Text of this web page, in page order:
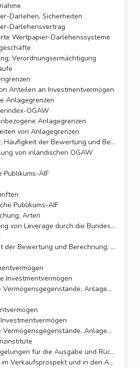
Darlehen, Sicherheiten
Darlehensvertrag
Wertpapier-Darlehenssysteme
Verordnungsermächtigung
Anteilen an Investmentvermögen
Anlagegrenzen
OGAW
Anlagegrenzen
von Anlagegrenzen
Bewerter; Häufigkeit der Bewertung und Berechnung
von inländischen OGAW
Publikums-AIF
Publikums-AIF
Arten
Begrenzung von Leverage durch die Bundesanstalt
Häufigkeit der Bewertung und Berechnung; Offenlegung
Investmentvermögen
Zulässige Vermögensgegenstände, Anlagegrenzen
Zulässige Vermögensgegenstände, Anlagegrenzen, Kreditaufnahme
Sonderregelungen für die Ausgabe und Rücknahme von Anteilen oder Aktien
Angaben im Verkaufsprospekt und in den Anlagebedingungen